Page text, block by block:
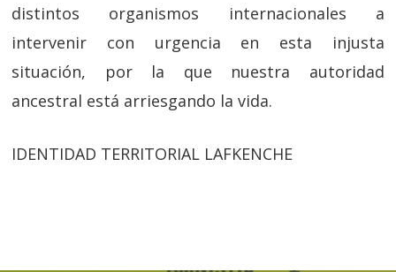
distintos organismos internacionales a
intervenir con urgencia en esta injusta
situación, por la que nuestra autoridad
ancestral está arriesgando la vida.
IDENTIDAD TERRITORIAL LAFKENCHE